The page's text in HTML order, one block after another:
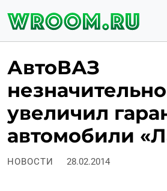
АвтоВАЗ
незначительно
увеличил
автомобили
НОВОСТИ 28.02.2014